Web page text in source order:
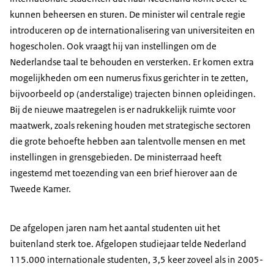
kunnen beheersen en sturen. De minister wil centrale regie
introduceren op de internationalisering van universiteiten en
hogescholen. Ook vraagt hij van instellingen om de
Nederlandse taal te behouden en versterken. Er komen extra
mogelijkheden om een numerus fixus gerichter in te zetten,
bijvoorbeeld op (anderstalige) trajecten binnen opleidingen.
Bij de nieuwe maatregelen is er nadrukkelijk ruimte voor
maatwerk, zoals rekening houden met strategische sectoren
die grote behoefte hebben aan talentvolle mensen en met
instellingen in grensgebieden. De ministerraad heeft
ingestemd met toezending van een brief hierover aan de
Tweede Kamer.
De afgelopen jaren nam het aantal studenten uit het
buitenland sterk toe. Afgelopen studiejaar telde Nederland
115.000 internationale studenten, 3,5 keer zoveel als in 2005-